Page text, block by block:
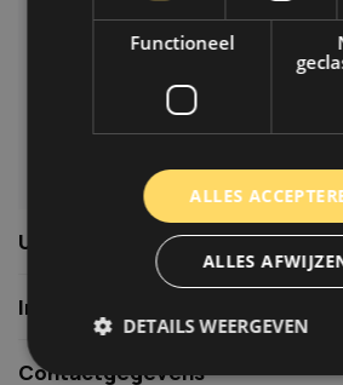
info@autoklusser.nl
Usefull links
Informatie
Contactgegevens
Functioneel
ALLES
ALLES
DETAILS WEERGEVEN